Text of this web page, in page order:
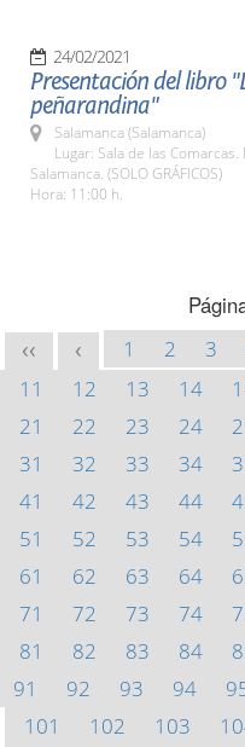
24/02/2021
Presentación del libro
peñarandina"
Salamanca (Salamanca)
Lugar: Sala de las
Salamanca. (SOLO GRÁFICOS)
Hora: 11:00 h.
<< < 1 2 3
11
12 13 14
21
22 23 24
31
32 33 34
41
42 43 44
51
52 53 54
61
62 63 64
71
72 73 74
81
82 83 84
91
92 93 94
101
102 103